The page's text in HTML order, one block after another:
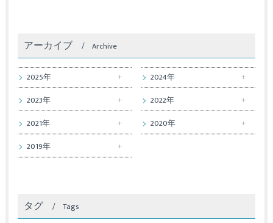
アーカイブ Archive
2025年
2024年
2023年
2022年
2021年
2020年
2019年
タグ Tags